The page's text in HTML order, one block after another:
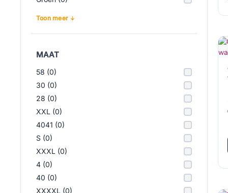
Toon meer
MAAT
58 (0)
30 (0)
28 (0)
XXL (0)
4041 (0)
S (0)
XXXL (0)
4 (0)
40 (0)
XXXXL (0)